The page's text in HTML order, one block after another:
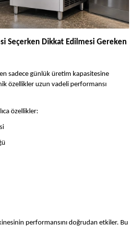
Seçerken Dikkat Edilmesi Gereken
sadece günlük üretim kapasitesine
özellikler uzun vadeli performansı
özellikler:
performansını doğrudan etkiler. Bu